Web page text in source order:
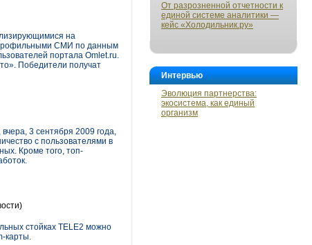
От разрозненной отчетности к
единой системе аналитики —
кейс «Холодильник.ру»
Интервью
Эволюция партнерства:
экосистема, как единый
организм
на
профильными СМИ по данным
портала Omlet.ru.
Победители получат
3 сентября 2009 года,
с пользователями в
Кроме того, топ-
стойках TELE2 можно
карты.